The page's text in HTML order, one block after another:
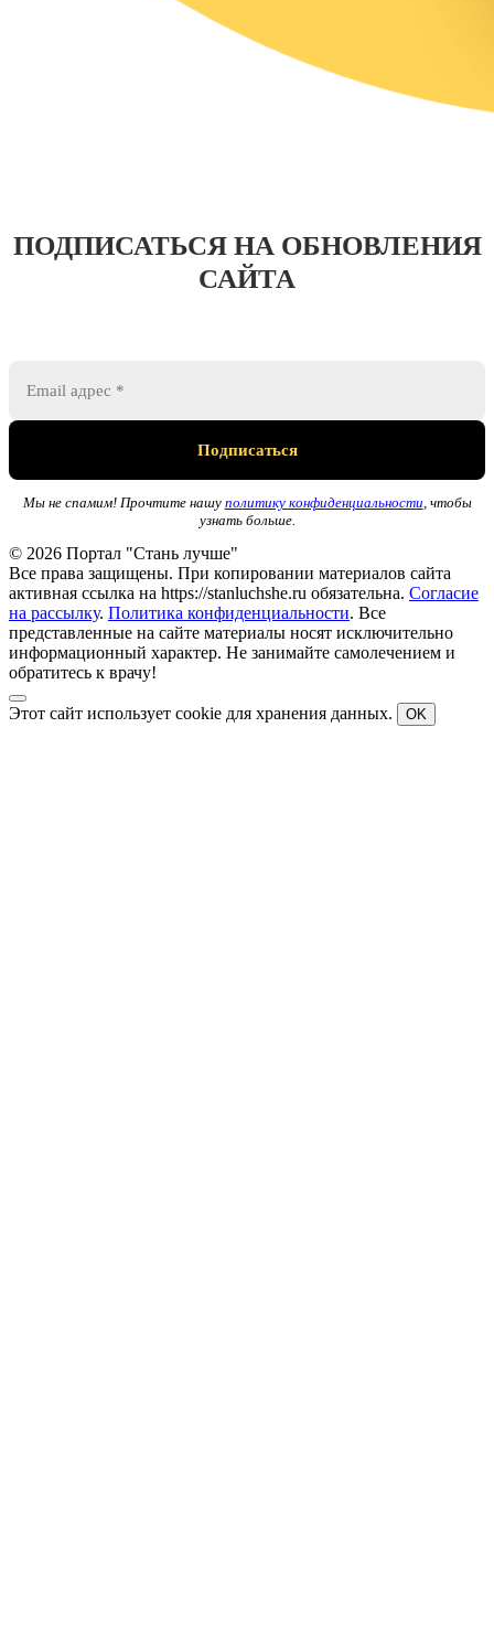
ПОДПИСАТЬСЯ НА ОБНОВЛЕНИЯ
САЙТА
Мы не спамим! Прочтите нашу политику конфиденциальности , чтобы
узнать больше.
© 2026 Портал "Стань лучше"
Все права защищены. При копировании материалов сайта
активная ссылка на https://stanluchshe.ru обязательна. Согласие
на рассылку. Политика конфиденциальности. Все
представленные на сайте материалы носят исключительно
информационный характер. Не занимайте самолечением и
обратитесь к врачу!
Этот сайт использует cookie для хранения данных. OK